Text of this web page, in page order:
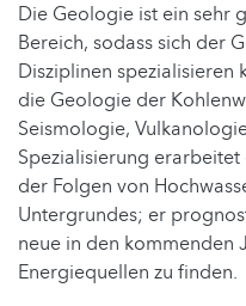
Die Geologie ist ein sehr
Bereich, sodass sich der
Disziplinen spezialisieren
die Geologie der
Seismologie,
Spezialisierung
der Folgen von
Untergrundes; er
neue in den kommenden
Energiequellen zu finden.